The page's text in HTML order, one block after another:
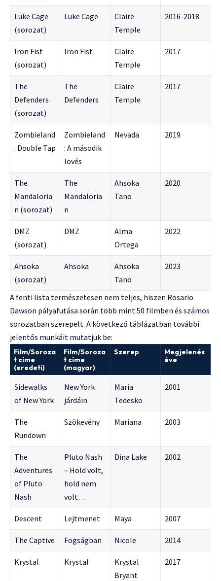
Luke Cage
(sorozat)
Luke Cage
Claire
Temple
2016-2018
Iron Fist
(sorozat)
Iron Fist
Claire
Temple
2017
The
Defenders
(sorozat)
The
Defenders
Claire
Temple
2017
Zombieland
: Double Tap
Zombieland
: A második
lövés
Nevada 2019
The
Mandaloria
n (sorozat)
The
Mandaloria
n
Ahsoka
Tano
2020
DMZ
(sorozat)
DMZ
Alma
Ortega
2022
Ahsoka
(sorozat)
Ahsoka
Ahsoka
Tano
2023
A fenti lista természetesen nem teljes, hiszen Rosario
Dawson pályafutása során több mint 50 filmben és számos
sorozatban szerepelt. A következő táblázatban további
jelentős munkáit mutatjuk be:
Film/Soroza
t címe
(eredeti)
Film/Soroza
t címe
(magyar)
Szerep
Megjelenés
éve
Sidewalks
of New York
New York
járdáin
Maria
Tedesko
2001
The
Rundown
Szökevény Mariana 2003
The
Adventures
of Pluto
Nash
Pluto Nash
– Hold volt,
hold nem
volt…
Dina Lake 2002
Descent Lejtmenet Maya 2007
The Captive Fogságban Nicole 2014
Krystal Krystal
Krystal
Bryant
2017